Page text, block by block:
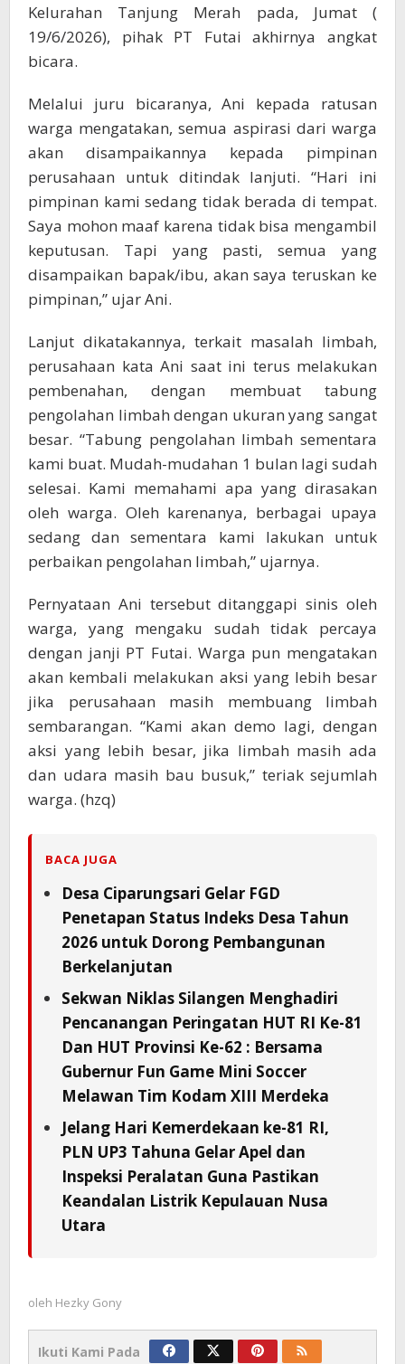
Kelurahan Tanjung Merah pada, Jumat (
19/6/2026), pihak PT Futai akhirnya angkat
bicara.
Melalui juru bicaranya, Ani kepada ratusan
warga mengatakan, semua aspirasi dari warga
akan disampaikannya kepada pimpinan
perusahaan untuk ditindak lanjuti. “Hari ini
pimpinan kami sedang tidak berada di tempat.
Saya mohon maaf karena tidak bisa mengambil
keputusan. Tapi yang pasti, semua yang
disampaikan bapak/ibu, akan saya teruskan ke
pimpinan,” ujar Ani.
Lanjut dikatakannya, terkait masalah limbah,
perusahaan kata Ani saat ini terus melakukan
pembenahan, dengan membuat tabung
pengolahan limbah dengan ukuran yang sangat
besar. “Tabung pengolahan limbah sementara
kami buat. Mudah-mudahan 1 bulan lagi sudah
selesai. Kami memahami apa yang dirasakan
oleh warga. Oleh karenanya, berbagai upaya
sedang dan sementara kami lakukan untuk
perbaikan pengolahan limbah,” ujarnya.
Pernyataan Ani tersebut ditanggapi sinis oleh
warga, yang mengaku sudah tidak percaya
dengan janji PT Futai. Warga pun mengatakan
akan kembali melakukan aksi yang lebih besar
jika perusahaan masih membuang limbah
sembarangan. “Kami akan demo lagi, dengan
aksi yang lebih besar, jika limbah masih ada
dan udara masih bau busuk,” teriak sejumlah
warga. (hzq)
BACA JUGA
Desa Ciparungsari Gelar FGD
Penetapan Status Indeks Desa Tahun
2026 untuk Dorong Pembangunan
Berkelanjutan
Sekwan Niklas Silangen Menghadiri
Pencanangan Peringatan HUT RI Ke-81
Dan HUT Provinsi Ke-62 : Bersama
Gubernur Fun Game Mini Soccer
Melawan Tim Kodam XIII Merdeka
Jelang Hari Kemerdekaan ke-81 RI,
PLN UP3 Tahuna Gelar Apel dan
Inspeksi Peralatan Guna Pastikan
Keandalan Listrik Kepulauan Nusa
Utara
oleh Hezky Gony
Ikuti Kami Pada